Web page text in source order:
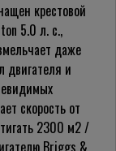
крестовой
5.0 л. с.,
даже
двигателя и
скорость от
2300 м2 /
Briggs &